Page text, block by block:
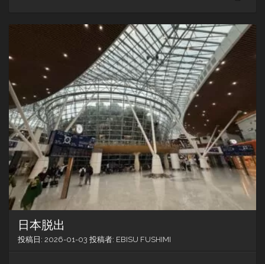
ん
な
日本脱出
投稿日: 2026-01-03 投稿者: EBISU FUSHIMI